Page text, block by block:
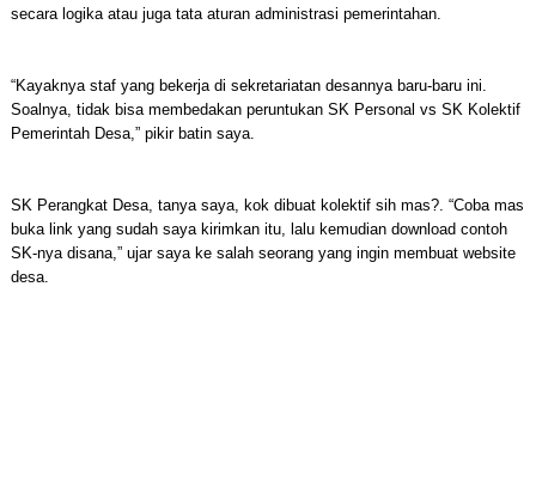
secara logika atau juga tata aturan administrasi pemerintahan.
“Kayaknya staf yang bekerja di sekretariatan desannya baru-baru ini.
Soalnya, tidak bisa membedakan peruntukan SK Personal vs SK Kolektif
Pemerintah Desa,” pikir batin saya.
SK Perangkat Desa, tanya saya, kok dibuat kolektif sih mas?. “Coba mas
buka link yang sudah saya kirimkan itu, lalu kemudian download contoh
SK-nya disana,” ujar saya ke salah seorang yang ingin membuat website
desa.